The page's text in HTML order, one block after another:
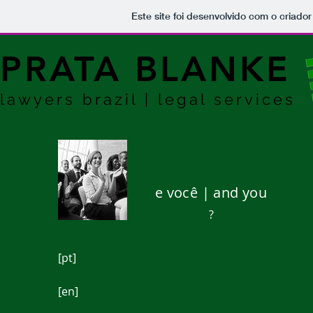
Este site foi desenvolvido com o
PRATA BLANKE
lawyers brazil | legal services
e você | and you
?
[pt]
[en]